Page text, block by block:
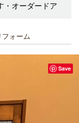
・オーダードア
ォーム
Save